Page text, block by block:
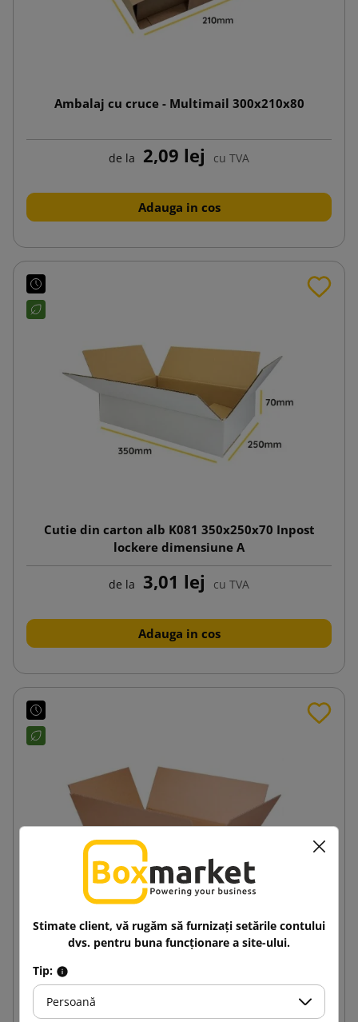
Ambalaj cu cruce - Multimail 300x210x80
de la 2,09 lej cu TVA
Adauga in cos
Cutie din carton alb K081 350x250x70 Inpost
lockere dimensiune A
de la 3,01 lej cu TVA
Adauga in cos
Stimate client, vă rugăm să furnizați setările contului
dvs. pentru buna funcționare a site-ului.
Tip:
Persoană